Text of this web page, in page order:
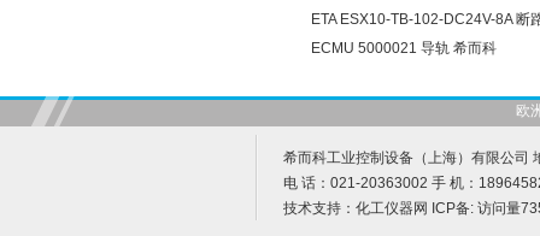
ETA ESX10-TB-102-DC24V-8A 断
ECMU 5000021 导轨 希而科
欧
希而科工业控制设备（上海）有限公司
电 话：021-20363002 手 机：
技术支持： 化工仪器网 ICP备: 访问量